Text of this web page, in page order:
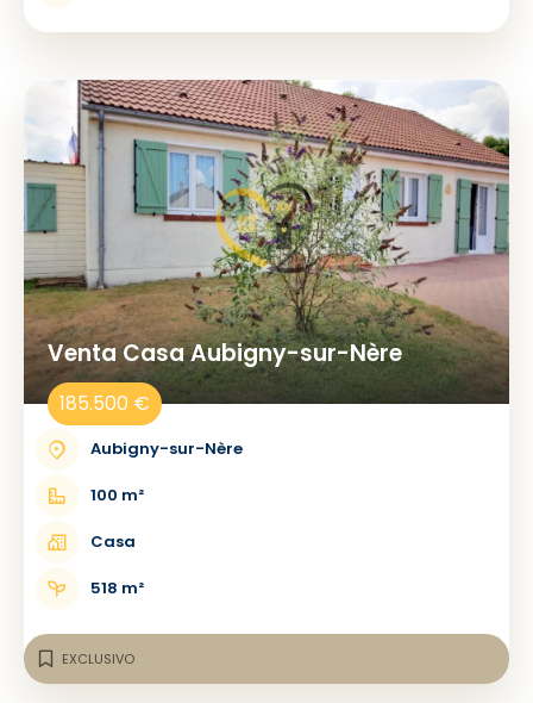
Venta Casa Aubigny-sur-Nère
185.500 €
Aubigny-sur-Nère
100 m²
Casa
518 m²
EXCLUSIVO